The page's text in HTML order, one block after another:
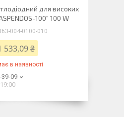
для високих
100" 100 W
004-0100-010
533,09 ₴
в наявності
39-09